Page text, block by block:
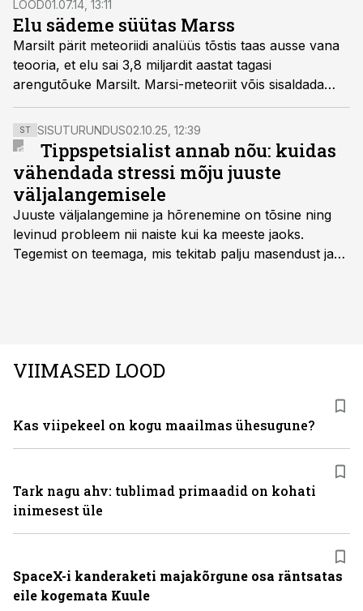
LOOD01.07.14, 13:11
Elu sädeme süütas Marss
Marsilt pärit meteoriidi analüüs tõstis taas ausse vana
teooria, et elu sai 3,8 miljardit aastat tagasi
arengutõuke Marsilt. Marsi-meteoriit võis sisaldada
hapnikuühendeid, mis on elu molekulide tekkimisel
otsustava tähtsusega. Neid ühendeid Maa peal ei
olnud ja seepärast võis elu sädeme süüdata Marsilt
tulnud meteoriit.
ST SISUTURUNDUS02.10.25, 12:39
Tippspetsialist annab nõu: kuidas
vähendada stressi mõju juuste
väljalangemisele
Juuste väljalangemine ja hõrenemine on tõsine ning
levinud probleem nii naiste kui ka meeste jaoks.
Tegemist on teemaga, mis tekitab palju masendust ja
VIIMASED LOOD
Kas viipekeel on kogu maailmas ühesugune?
Tark nagu ahv: tublimad primaadid on kohati
inimesest üle
SpaceX-i kanderaketi majakõrgune osa räntsatas
eile kogemata Kuule